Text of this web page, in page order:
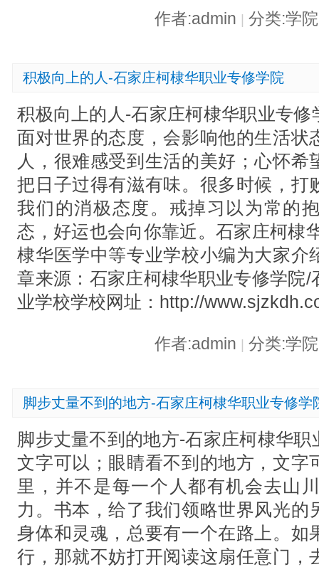
作者:admin 分类:学
积极向上的人-石家庄柯棣华职业专修学院
积极向上的人-石家庄柯棣华职业专
面对世界的态度，会影响他的生活状
人，很难感受到生活的美好；心怀希
把日子过得有滋有味。很多时候，打
我们的消极态度。戒掉习以为常的
态，好运也会向你靠近。石家庄柯棣
棣华医学中等专业学校小编为大家介
章来源：石家庄柯棣华职业专修学院
业学校学校网址：http://
作者:admin | 分类:学
脚步丈量不到的地方-石家庄柯棣华职业专修学
脚步丈量不到的地方-石家庄柯棣华
文字可以；眼睛看不到的地方，文字
里，并不是每一个人都有机会去山
力。书本，给了我们领略世界风光的
身体和灵魂，总要有一个在路上。如
行，那就不妨打开阅读这扇任意门，